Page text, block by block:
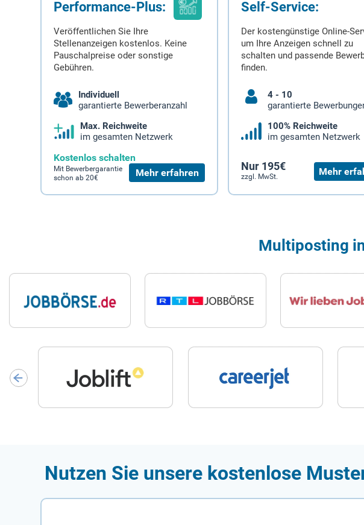
Performance-Plus:
Veröffentlichen Sie Ihre
Stellenanzeigen kostenlos. Keine
Pauschalpreise oder sonstige
Gebühren.
Individuell
garantierte Bewerberanzahl
Max. Reichweite
im gesamten Netzwerk
Kostenlos schalten
Mit Bewerbergarantie
schon ab 20€
Mehr erfahren
Self-Service:
Der kostengünstige Online-
um Ihre Anzeigen schnell zu
schalten und passende
finden.
4 - 10
garantierte
100% Reichweite
im gesamten Netzwerk
Nur 195€
zzgl. MwSt. Mehr
Multiposting
Nutzen Sie unsere kostenlose